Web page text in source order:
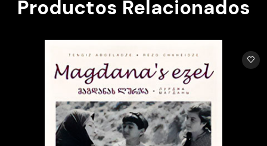
Productos Relacionados